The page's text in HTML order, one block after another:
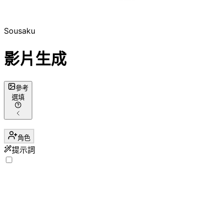
Sousaku
影片生成
參考
選填
角色
提示詞